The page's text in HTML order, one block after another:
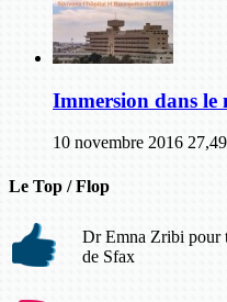
Immersion dans le
10 novembre 2016
Le Top / Flop
Dr Emna Zribi pour
de Sfax